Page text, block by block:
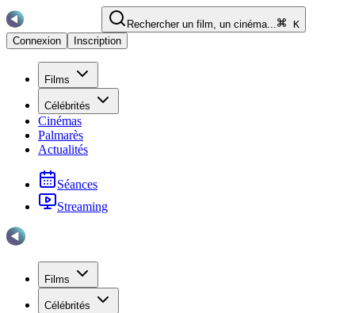
Rechercher un film, un cinéma...
K
Connexion
Inscription
Films
Célébrités
Cinémas
Palmarès
Actualités
Séances
Streaming
Films
Célébrités